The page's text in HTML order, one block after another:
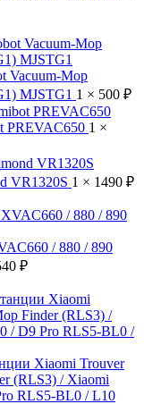
Vacuum-Mop
MJSTG1 1 × 500 ₽
PREVAC650 1 ×
VR1320S 1 × 1490 ₽
/ 880 / 890
₽
Xiaomi Trouver
(RLS3) / Xiaomi
RLS5-BL0 / L10